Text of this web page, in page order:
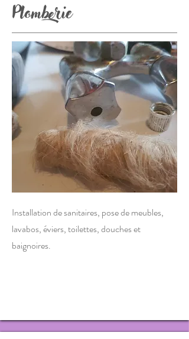
Plomberie
Installation de sanitaires, pose de meubles,
lavabos, éviers, toilettes, douches et
baignoires.